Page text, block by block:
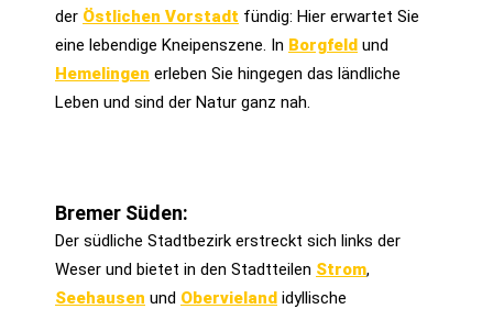
der Östlichen Vorstadt fündig: Hier erwartet Sie
eine lebendige Kneipenszene. In Borgfeld und
Hemelingen erleben Sie hingegen das ländliche
Leben und sind der Natur ganz nah.
Bremer Süden:
Der südliche Stadtbezirk erstreckt sich links der
Weser und bietet in den Stadtteilen Strom,
Seehausen und Obervieland idyllische